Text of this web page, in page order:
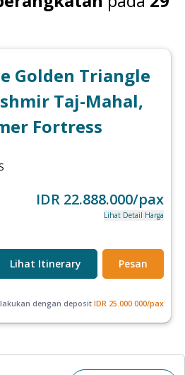
Golden Triangle
Taj-Mahal,
Fortress
IDR 22.888.000/pax
Lihat Detail Harga
Lihat Itinerary Pesan
dengan deposit IDR 25.000.000/pax